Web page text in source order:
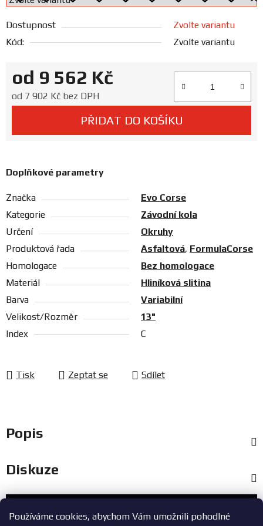
Používáme cookies, abychom Vám umožnili pohodlné
Prodejny
Dostupnost
Zvolte variantu
Kód:
Zvolte variantu
od 9 562 Kč
od 7 902 Kč bez DPH
PŘIDAT DO KOŠÍKU
Doplňkové parametry
Značka
Evo Corse
Kategorie
Závodní kola
Určení
Okruhy
Produktová řada
Asfaltová, FormulaCorse
Homologace
Bez homologace
Materiál
Hliníková slitina
Barva
Variabilní
Velikost/Rozměr
13"
Index
C
Tisk Zeptat se Sdílet
Popis
Diskuze
Zákaznický servis